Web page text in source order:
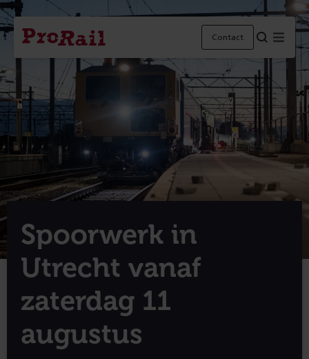
Navigatie
Homepage
ProRail
Contact
Spoorwerk in
Utrecht vanaf
zaterdag 11
augustus